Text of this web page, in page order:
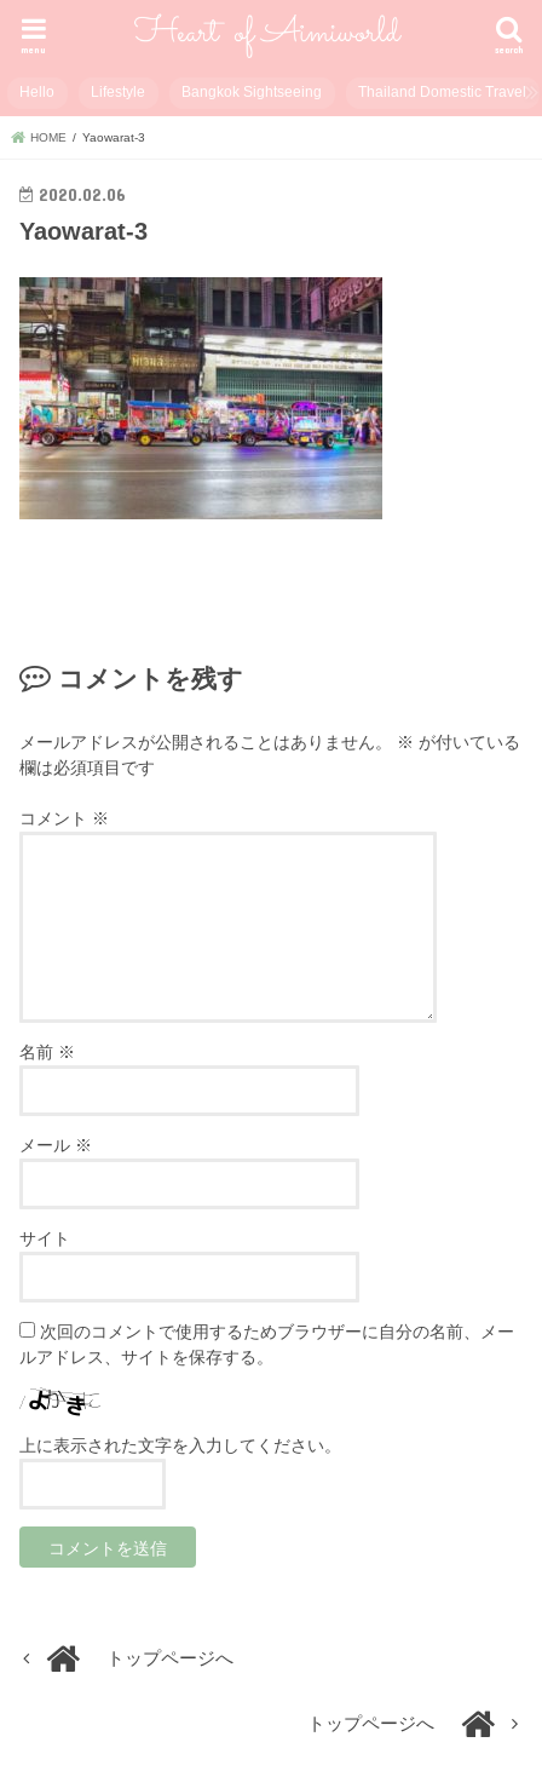
search
menu
Hello Lifestyle Bangkok Sightseeing Thailand Domestic Travel
HOME Yaowarat-3
2020.02.06
Yaowarat-3
コメントを残す
メールアドレスが公開されることはありません。 ※ が付いている
欄は必須項目です
コメント ※
名前 ※
メール ※
サイト
次回のコメントで使用するためブラウザーに自分の名前、メー
ルアドレス、サイトを保存する。
上に表示された文字を入力してください。
トップページへ
トップページへ